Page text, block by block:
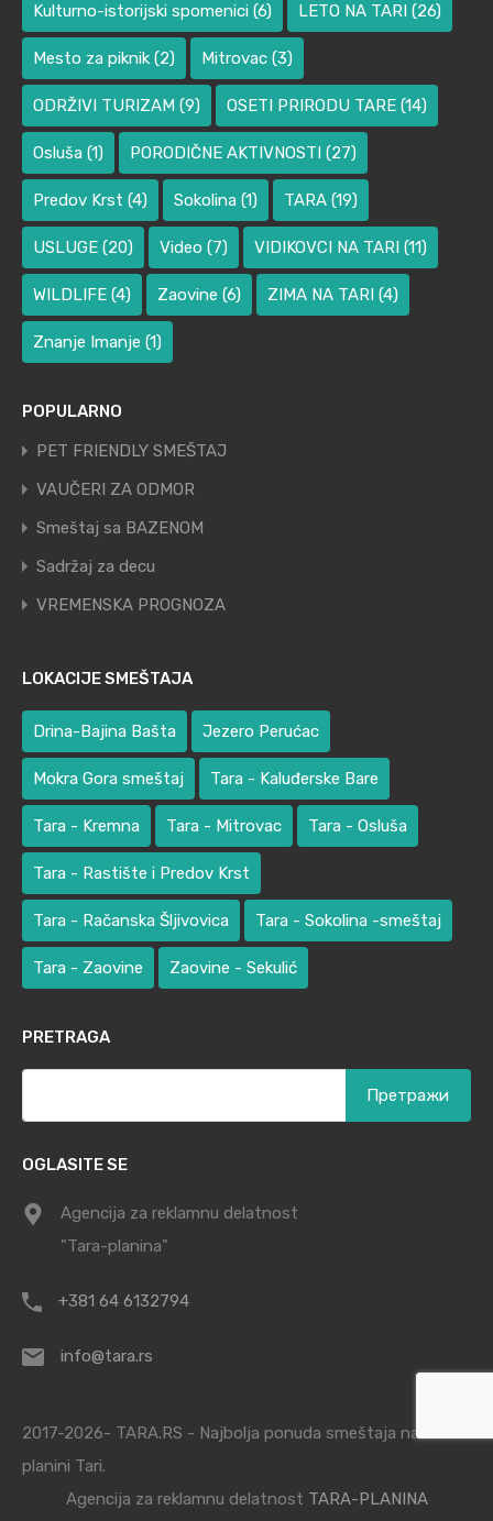
Kulturno-istorijski spomenici (6) LETO NA TARI (26)
Mesto za piknik (2) Mitrovac (3)
ODRŽIVI TURIZAM (9) OSETI PRIRODU TARE (14)
Osluša (1) PORODIČNE AKTIVNOSTI (27)
Predov Krst (4) Sokolina (1) TARA (19)
USLUGE (20) Video (7) VIDIKOVCI NA TARI (11)
WILDLIFE (4) Zaovine (6) ZIMA NA TARI (4)
Znanje Imanje (1)
POPULARNO
PET FRIENDLY SMEŠTAJ
VAUČERI ZA ODMOR
Smeštaj sa BAZENOM
Sadržaj za decu
VREMENSKA PROGNOZA
LOKACIJE SMEŠTAJA
Drina-Bajina Bašta Jezero Perućac
Mokra Gora smeštaj Tara - Kaluđerske Bare
Tara - Kremna Tara - Mitrovac Tara - Osluša
Tara - Rastište i Predov Krst
Tara - Račanska Šljivovica Tara - Sokolina -smeštaj
Tara - Zaovine Zaovine - Sekulić
PRETRAGA
OGLASITE SE
Agencija za reklamnu delatnost
"Tara-planina"
+381 64 6132794
info@tara.rs
2017-2026- TARA.RS - Najbolja ponuda smeštaja na
planini Tari.
Agencija za reklamnu delatnost TARA-PLANINA